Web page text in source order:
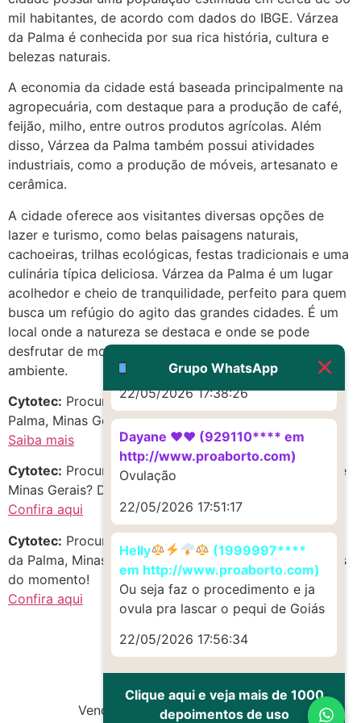
mil habitantes, de acordo com dados do IBGE. Várzea
da Palma é conhecida por sua rica história, cultura e
belezas naturais.
A economia da cidade está baseada principalmente na
agropecuária, com destaque para a produção de café,
feijão, milho, entre outros produtos agrícolas. Além
disso, Várzea da Palma também possui atividades
industriais, como a produção de móveis, artesanato e
cerâmica.
A cidade oferece aos visitantes diversas opções de
lazer e turismo, como belas paisagens naturais,
cachoeiras, trilhas ecológicas, festas tradicionais e uma
culinária típica deliciosa. Várzea da Palma é um lugar
acolhedor e cheio de tranquilidade, perfeito para quem
busca um refúgio do agito das grandes cidades. É um
local onde a natureza se destaca e onde se pode
desfrutar de momentos de paz e contato com o meio
ambiente.
Cytotec: Procurando c-y-t-o-t-e-c em Várzea da
Palma, Minas Gerais? Confira as melhores opções!
Saiba mais
Cytotec: Procurando ABORTIVO SEGURO no estado de
Minas Gerais? Descubra oportunidades incríveis!
Confira aqui
Cytotec: Procurando c-y-t-o-t-e-c em Centro, Várzea
da Palma, Minas Gerais? Aproveite as melhores opções
do momento!
Confira aqui
Vendas de Cytotec e Misoprostol
Grupo WhatsApp
22/05/2026 17:19:15
http://www.proaborto.com)
Eu acho, não sei
22/05/2026 17:19:16
http://www.proaborto.com)
Deve ser um corrimento normal
mesmo
22/05/2026 17:19:47
G (1199866**** em
http://www.proaborto.com)
Muito obrigadaaaaa
22/05/2026 17:38:26
Dayane ♥️♥️ (929110**** em
http://www.proaborto.com)
Ovulação
22/05/2026 17:51:17
Helly
(1999997****
em http://www.proaborto.com)
Ou seja faz o procedimento e ja
ovula pra lascar o pequi de Goiás
22/05/2026 17:56:34
Clique aqui e veja mais de 1000
depoimentos de uso